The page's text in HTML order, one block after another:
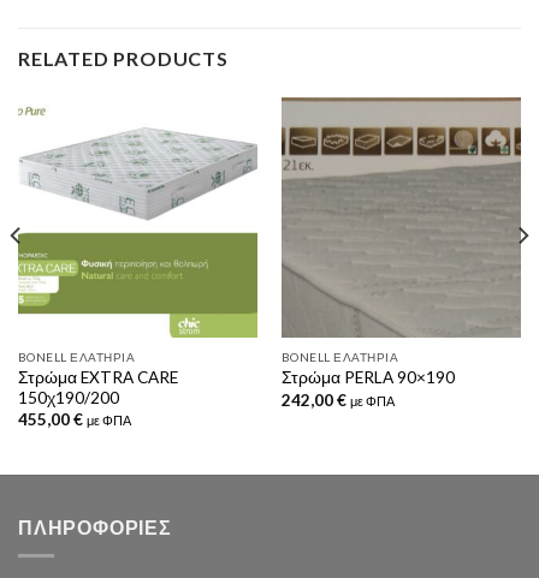
RELATED PRODUCTS
BONELL ΕΛΑΤΉΡΙΑ
Στρώμα EXTRA CARE
150χ190/200
455,00€ με ΦΠΑ
BONELL ΕΛΑΤΉΡΙΑ
Στρώμα PERLA 90×190
242,00€ με ΦΠΑ
ΠΛΗΡΟΦΟΡΙΕΣ